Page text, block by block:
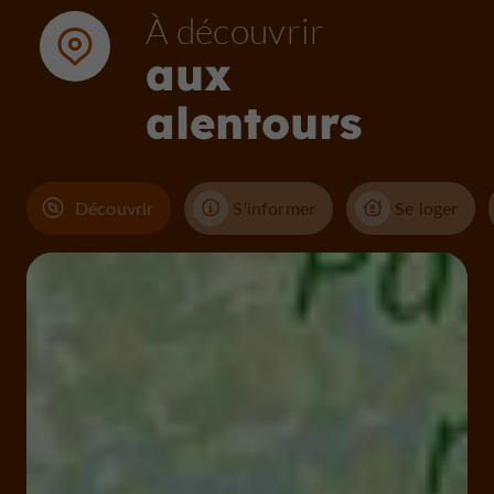
À découvrir
aux
alentours
Découvrir S'informer Se loger